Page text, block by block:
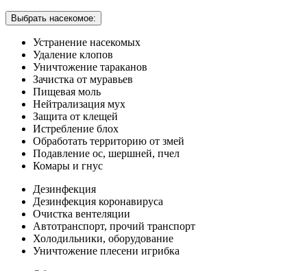
Выбрать насекомое:
Устранение насекомых
Удаление клопов
Уничтожение тараканов
Зачистка от муравьев
Пищевая моль
Нейтрализация мух
Защита от клещей
Истребление блох
Обработать территорию от змей
Подавление ос, шершней, пчел
Комары и гнус
Дезинфекция
Дезинфекция коронавируса
Очистка вентеляции
Автотранспорт, прочий транспорт
Холодильники, оборудование
Уничтожение плесени игрибка